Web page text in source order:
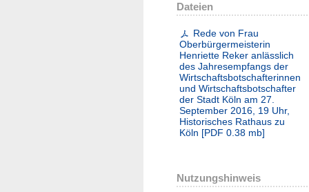
Dateien
Rede von Frau
Oberbürgermeisterin
Henriette Reker anlässlich
des Jahresempfangs der
Wirtschaftsbotschafterinnen
und Wirtschaftsbotschafter
der Stadt Köln am 27.
September 2016, 19 Uhr,
Historisches Rathaus zu
Köln [PDF 0.38 mb]
Nutzungshinweis